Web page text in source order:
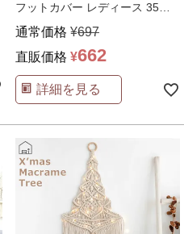
フットカバー レディース 35デ
ニール あったか…
通常価格 ¥697
直販価格 ¥662
詳細を見る